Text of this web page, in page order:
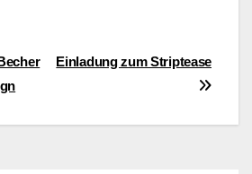
Einladung zum Striptease